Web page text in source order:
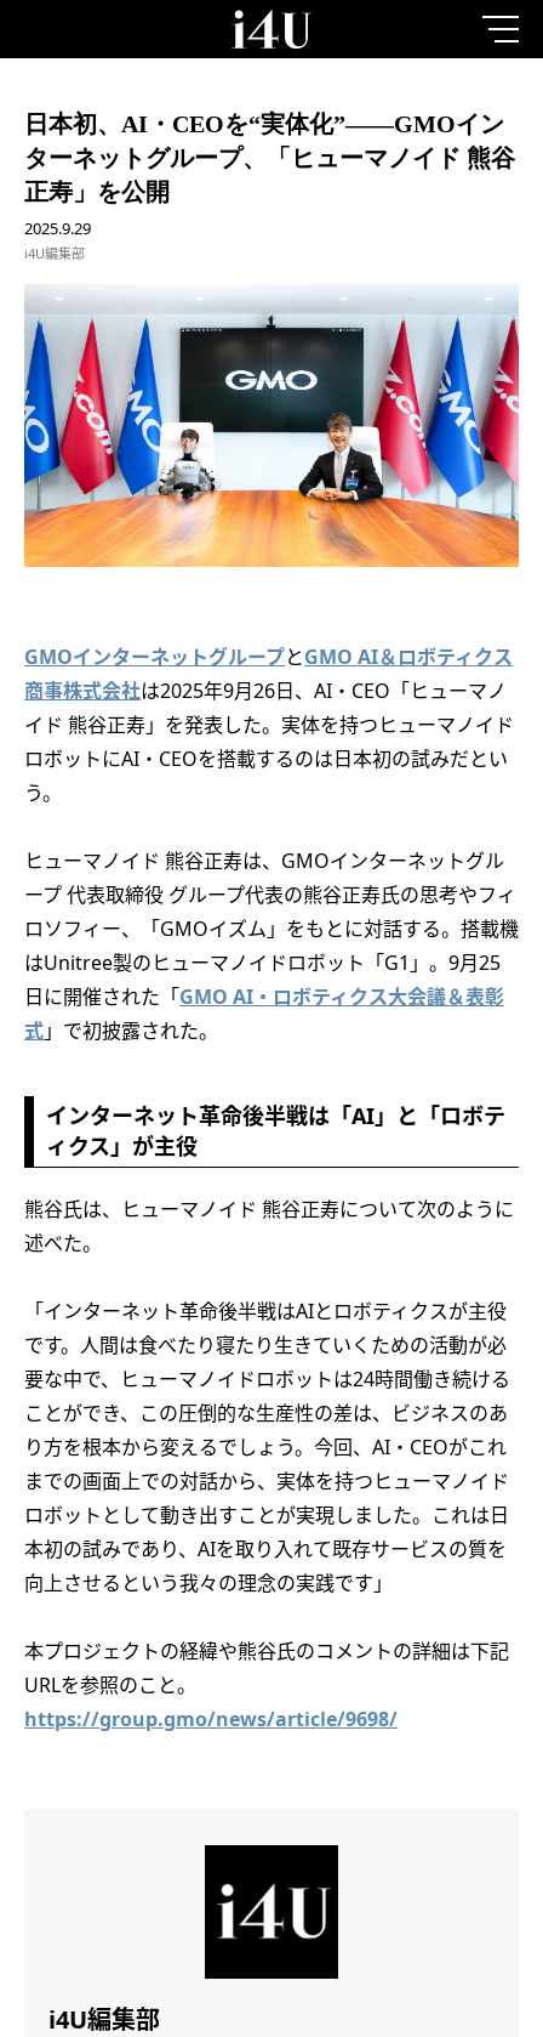
日本初、AI・CEOを“実体化”——GMOイン
ターネットグループ、「ヒューマノイド 熊谷
正寿」を公開
2025.9.29
i4U編集部
GMOインターネットグループとGMO AI＆ロボティクス
商事株式会社は2025年9月26日、AI・CEO「ヒューマノ
イド 熊谷正寿」を発表した。実体を持つヒューマノイド
ロボットにAI・CEOを搭載するのは日本初の試みだとい
う。
ヒューマノイド 熊谷正寿は、GMOインターネットグル
ープ 代表取締役 グループ代表の熊谷正寿氏の思考やフィ
ロソフィー、「GMOイズム」をもとに対話する。搭載機
はUnitree製のヒューマノイドロボット「G1」。9月25
日に開催された「GMO AI・ロボティクス大会議＆表彰
式」で初披露された。
インターネット革命後半戦は「AI」と「ロボテ
ィクス」が主役
熊谷氏は、ヒューマノイド 熊谷正寿について次のように
述べた。
「インターネット革命後半戦はAIとロボティクスが主役
です。人間は食べたり寝たり生きていくための活動が必
要な中で、ヒューマノイドロボットは24時間働き続ける
ことができ、この圧倒的な生産性の差は、ビジネスのあ
り方を根本から変えるでしょう。今回、AI・CEOがこれ
までの画面上での対話から、実体を持つヒューマノイド
ロボットとして動き出すことが実現しました。これは日
本初の試みであり、AIを取り入れて既存サービスの質を
向上させるという我々の理念の実践です」
本プロジェクトの経緯や熊谷氏のコメントの詳細は下記
URLを参照のこと。
https://group.gmo/news/article/9698/
i4U編集部